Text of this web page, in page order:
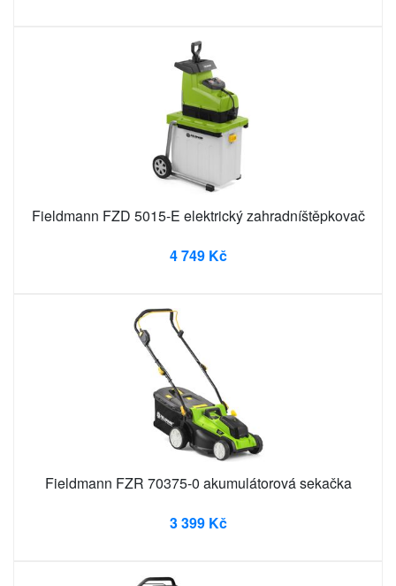
Fieldmann FZD 5015-E elektrický zahradníštěpkovač
4 749 Kč
Fieldmann FZR 70375-0 akumulátorová sekačka
3 399 Kč